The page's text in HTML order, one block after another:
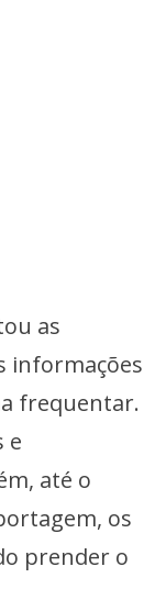
as
informações
frequentar.
e
até o
os
prender o